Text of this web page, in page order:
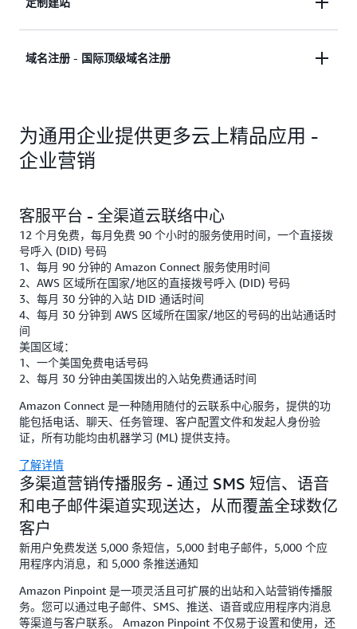
没有任何编码基础也可快速完成网站建设。
个人版首年：39 元人民币 / 年起
及计划，旨在主动帮助您优化性能、降低成本并更快
地进行创新。
域名注册 - 国际顶级域名注册
登录后台，使用 Route53 服务，即可查看更多顶级
了解详情
为通用企业提供更多云上精品应用 -
企业营销
客服平台 - 全渠道云联络中心
12 个月免费，每月免费 90 个小时的服务使用时间，一个直接拨
号呼入 (DID) 号码
1、每月 90 分钟的 Amazon Connect 服务使用时间
2、AWS 区域所在国家/地区的直接拨号呼入 (DID) 号码
3、每月 30 分钟的入站 DID 通话时间
4、每月 30 分钟到 AWS 区域所在国家/地区的号码的出站通话时
间
美国区域：
1、一个美国免费电话号码
2、每月 30 分钟由美国拨出的入站免费通话时间
Amazon Connect 是一种随用随付的云联系中心服务，提供的功
能包括电话、聊天、任务管理、客户配置文件和发起人身份验
证，所有功能均由机器学习 (ML) 提供支持。
了解详情
多渠道营销传播服务 - 通过 SMS 短信、语音
和电子邮件渠道实现送达，从而覆盖全球数亿
客户
新用户免费发送 5,000 条短信，5,000 封电子邮件，5,000 个应
用程序内消息，和 5,000 条推送通知
Amazon Pinpoint 是一项灵活且可扩展的出站和入站营销传播服
务。您可以通过电子邮件、SMS、推送、语音或应用程序内消息
等渠道与客户联系。 Amazon Pinpoint 不仅易于设置和使用，还